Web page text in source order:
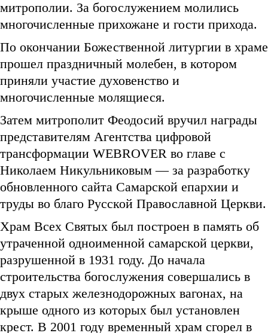
митрополии. За богослужением молились
многочисленные прихожане и гости прихода.
По окончании Божественной литургии в храме
прошел праздничный молебен, в котором
приняли участие духовенство и
многочисленные молящиеся.
Затем митрополит Феодосий вручил награды
представителям Агентства цифровой
трансформации WEBROVER во главе с
Николаем Никульниковым — за разработку
обновленного сайта Самарской епархии и
труды во благо Русской Православной Церкви.
Храм Всех Святых был построен в память об
утраченной одноименной самарской церкви,
разрушенной в 1931 году. До начала
строительства богослужения совершались в
двух старых железнодорожных вагонах, на
крыше одного из которых был установлен
крест. В 2001 году временный храм сгорел в